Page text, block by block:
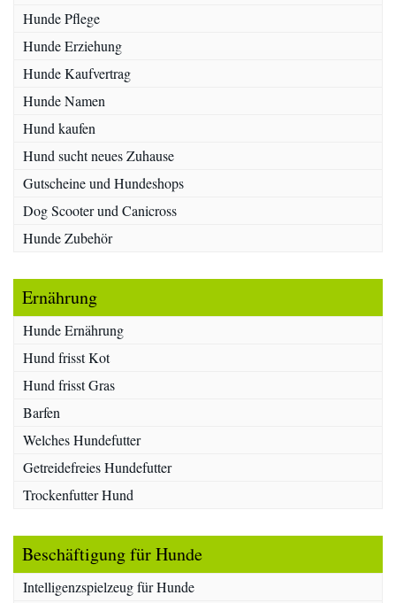
Hunde Pflege
Hunde Erziehung
Hunde Kaufvertrag
Hunde Namen
Hund kaufen
Hund sucht neues Zuhause
Gutscheine und Hundeshops
Dog Scooter und Canicross
Hunde Zubehör
Ernährung
Hunde Ernährung
Hund frisst Kot
Hund frisst Gras
Barfen
Welches Hundefutter
Getreidefreies Hundefutter
Trockenfutter Hund
Beschäftigung für Hunde
Intelligenzspielzeug für Hunde